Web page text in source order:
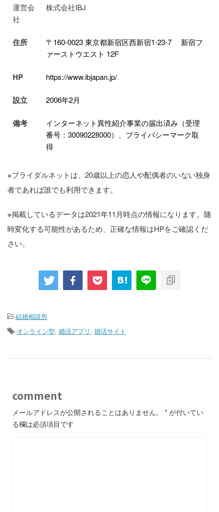
運営会
社
株式会社IBJ
住所
〒160-0023 東京都新宿区西新宿1-23-7 新宿フ
ァーストウエスト 12F
HP https://www.ibjapan.jp/
設立 2006年2月
備考
インターネット異性紹介事業の届出済み（受理
番号：30090228000）、プライバシーマーク取
得
※ブライダルネットは、20歳以上の恋人や配偶者のいない独身
者であれば誰でも利用できます。
※掲載しているデータは2021年11月時点の情報になります。随
時変化する可能性があるため、正確な情報はHPをご確認くだ
さい。
-結婚相談所
-オンライン型, 婚活アプリ , 婚活サイト
comment
メールアドレスが公開されることはありません。 * が付いてい
る欄は必須項目です